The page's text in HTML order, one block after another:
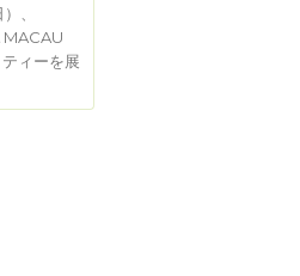
、
MACAU
ィーを展